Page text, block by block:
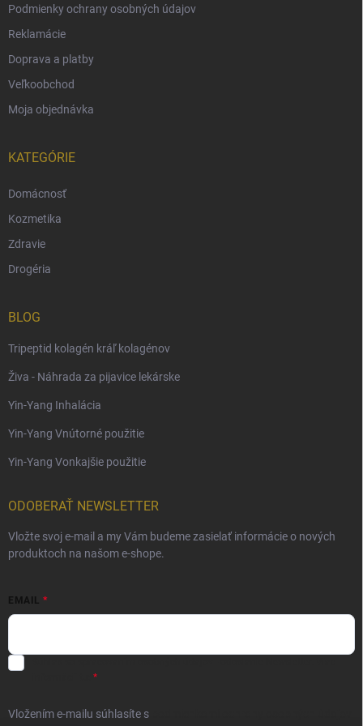
Podmienky ochrany osobných údajov
Reklamácie
Doprava a platby
Veľkoobchod
Moja objednávka
KATEGÓRIE
Domácnosť
Kozmetika
Zdravie
Drogéria
BLOG
Tripeptid kolagén kráľ kolagénov
Živa - Náhrada za pijavice lekárske
Yin-Yang Inhalácia
Yin-Yang Vnútorné použitie
Yin-Yang Vonkajšie použitie
ODOBERAŤ NEWSLETTER
Vložte svoj e-mail a my Vám budeme zasielať informácie o nových
produktoch na našom e-shope.
EMAIL
Vložením e-mailu súhlasíte s